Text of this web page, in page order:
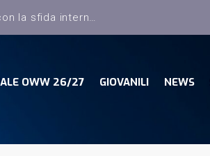
OWW 26/27 GIOVANILI NEWS